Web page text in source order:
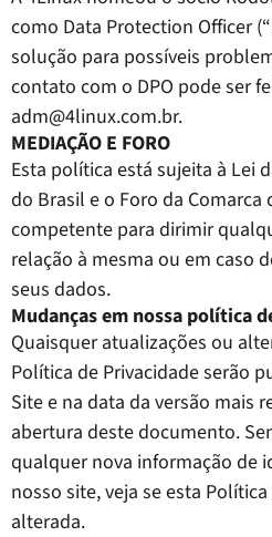
como Data Protection Officer
solução para possíveis
contato com o DPO pode ser
adm@4linux.com.br.
MEDIAÇÃO E FORO
Esta política está sujeita à Lei
do Brasil e o Foro da Comarca
competente para dirimir
relação à mesma ou em caso
seus dados.
Mudanças em nossa política
Quaisquer atualizações ou
Política de Privacidade serão
Site e na data da versão mais
abertura deste documento.
qualquer nova informação de
nosso site, veja se esta
alterada.